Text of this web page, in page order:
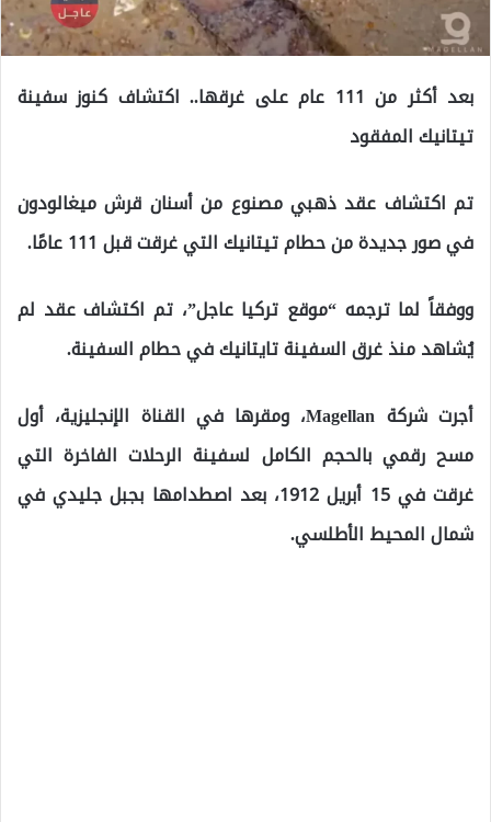
بعد أكثر من 111 عام على غرقها.. اكتشاف كنوز سفينة
تيتانيك المفقود
تم اكتشاف عقد ذهبي مصنوع من أسنان قرش ميغالودون
في صور جديدة من حطام تيتانيك التي غرقت قبل 111 عامًا.
ووفقاً لما ترجمه “موقع تركيا عاجل”، تم اكتشاف عقد لم
يُشاهد منذ غرق السفينة تايتانيك في حطام السفينة.
أجرت شركة Magellan، ومقرها في القناة الإنجليزية، أول
مسح رقمي بالحجم الكامل لسفينة الرحلات الفاخرة التي
غرقت في 15 أبريل 1912، بعد اصطدامها بجبل جليدي في
شمال المحيط الأطلسي.